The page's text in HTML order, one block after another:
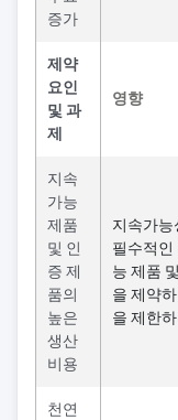
증가
제약
요인
및 과
제
영향
지속
가능
제품
및 인
증 제
품의
높은
생산
비용
지속가능
필수적인
능 제품
을 제약
을 제한
천연